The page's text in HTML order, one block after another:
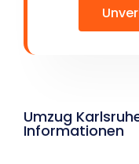
Umzug
Informationen